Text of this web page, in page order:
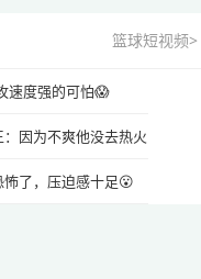
篮球短视频>
速度强的可怕😱
因为不爽他没去热火
了，压迫感十足😮